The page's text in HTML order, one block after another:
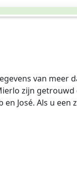
van
zijn
José. Als u